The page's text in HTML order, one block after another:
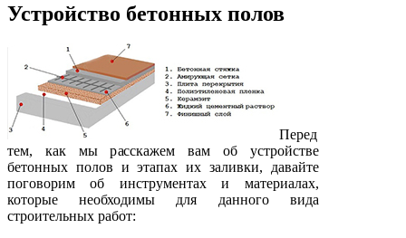
Устройство бетонных полов
Перед
тем, как мы расскажем вам об устройстве
бетонных полов и этапах их заливки, давайте
поговорим об инструментах и материалах,
которые необходимы для данного вида
строительных работ: